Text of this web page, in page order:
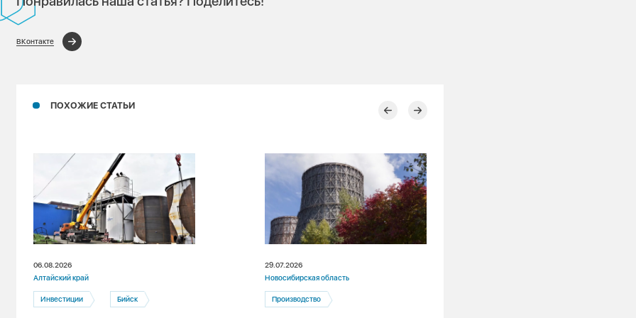
ВКонтакте
ПОХОЖИЕ СТАТЬИ
06.08.2026
Алтайский край
Инвестиции Бийск
29.07.2026
Новосибирская область
Производство